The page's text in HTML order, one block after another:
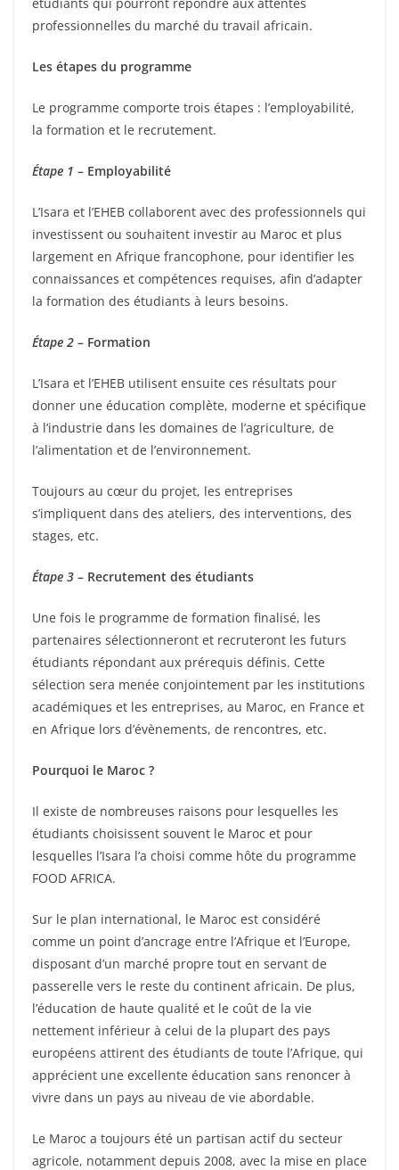
professionnelles du marché du travail africain.
Les étapes du programme
Le programme comporte trois étapes : l’employabilité,
la formation et le recrutement.
Étape 1 – Employabilité
L’Isara et l’EHEB collaborent avec des professionnels qui
investissent ou souhaitent investir au Maroc et plus
largement en Afrique francophone, pour identifier les
connaissances et compétences requises, afin d’adapter
la formation des étudiants à leurs besoins.
Étape 2 – Formation
L’Isara et l’EHEB utilisent ensuite ces résultats pour
donner une éducation complète, moderne et spécifique
à l’industrie dans les domaines de l’agriculture, de
l’alimentation et de l’environnement.
Toujours au cœur du projet, les entreprises
s’impliquent dans des ateliers, des interventions, des
stages, etc.
Étape 3 – Recrutement des étudiants
Une fois le programme de formation finalisé, les
partenaires sélectionneront et recruteront les futurs
étudiants répondant aux prérequis définis. Cette
sélection sera menée conjointement par les institutions
académiques et les entreprises, au Maroc, en France et
en Afrique lors d’évènements, de rencontres, etc.
Pourquoi le Maroc ?
Il existe de nombreuses raisons pour lesquelles les
étudiants choisissent souvent le Maroc et pour
lesquelles l’Isara l’a choisi comme hôte du programme
FOOD AFRICA.
Sur le plan international, le Maroc est considéré
comme un point d’ancrage entre l’Afrique et l’Europe,
disposant d’un marché propre tout en servant de
passerelle vers le reste du continent africain. De plus,
l’éducation de haute qualité et le coût de la vie
nettement inférieur à celui de la plupart des pays
européens attirent des étudiants de toute l’Afrique, qui
apprécient une excellente éducation sans renoncer à
vivre dans un pays au niveau de vie abordable.
Le Maroc a toujours été un partisan actif du secteur
agricole, notamment depuis 2008, avec la mise en place